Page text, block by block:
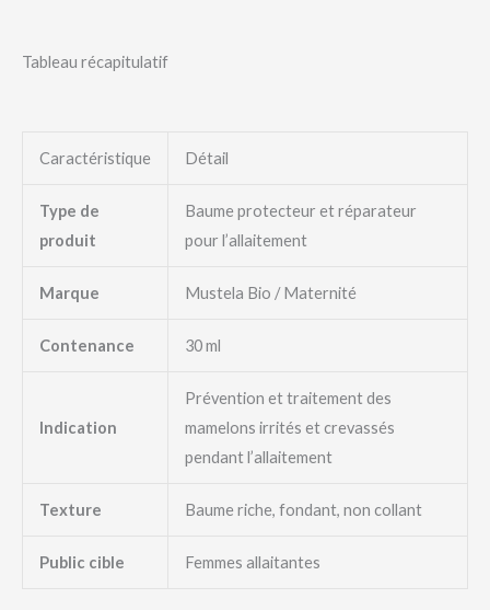
Tableau récapitulatif
Caractéristique Détail
Type de
produit
Baume protecteur et réparateur
pour l’allaitement
Marque Mustela Bio / Maternité
Contenance 30 ml
Indication
Prévention et traitement des
mamelons irrités et crevassés
pendant l’allaitement
Texture Baume riche, fondant, non collant
Public cible Femmes allaitantes